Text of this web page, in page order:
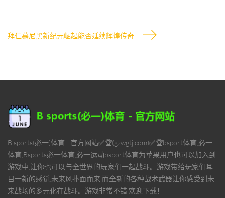
拜仁慕尼黑新纪元崛起能否延续辉煌传奇
B sports(必一)体育 - 官方网站✅🏆(gzwgtj.com)✅🏆bsport体育,必一
体育,Bsports必一体育,必一运动bsport体育为苹果用户也可以加入到
游戏中,让你也可以与全世界的玩家们一起战斗。游戏带给玩家们耳
目一新的感觉,未来风扑面而来,而全新的各种战术武器让你感受到未
来战场的多元化在战斗。游戏非常不错,欢迎下载！